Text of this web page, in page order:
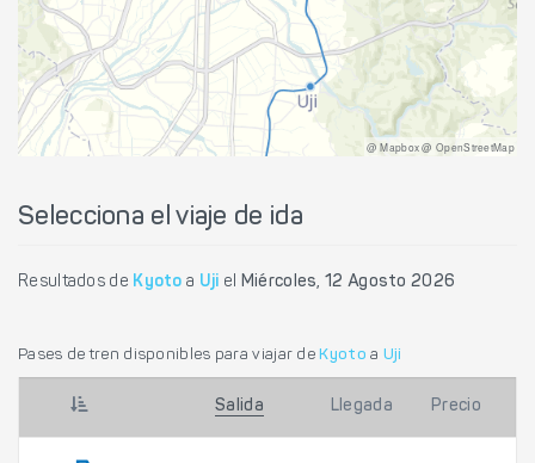
@ Mapbox @ OpenStreetMap
Selecciona el viaje de ida
Resultados de Kyoto a Uji el Miércoles, 12 Agosto 2026
Pases de tren disponibles para viajar de Kyoto a Uji
Salida Llegada Precio